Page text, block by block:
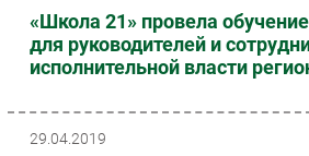
«Школа 21» провела
для руководителей и
исполнительной власти
29.04.2019